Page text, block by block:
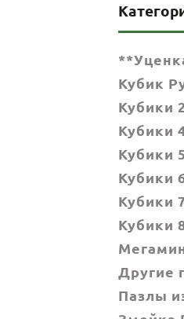
Кубик
Кубики
Кубики
Кубики
Кубики
Кубики
Кубики
Другие
Пазлы